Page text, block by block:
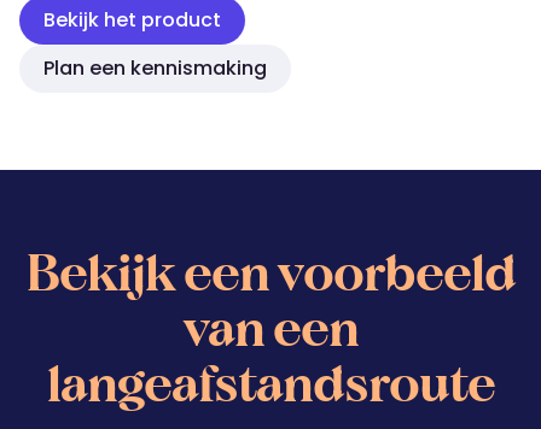
Bekijk het product
Plan een kennismaking
Bekijk een voorbeeld
van een
langeafstandsroute